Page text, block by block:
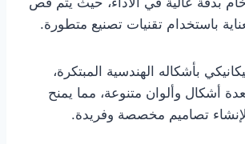
باستخدام تقنيات تصنيع متطورة.
بأشكاله الهندسية المبتكرة،
أشكال وألوان متنوعة، مما يمنح
لإنشاء تصاميم مخصصة وفريدة.